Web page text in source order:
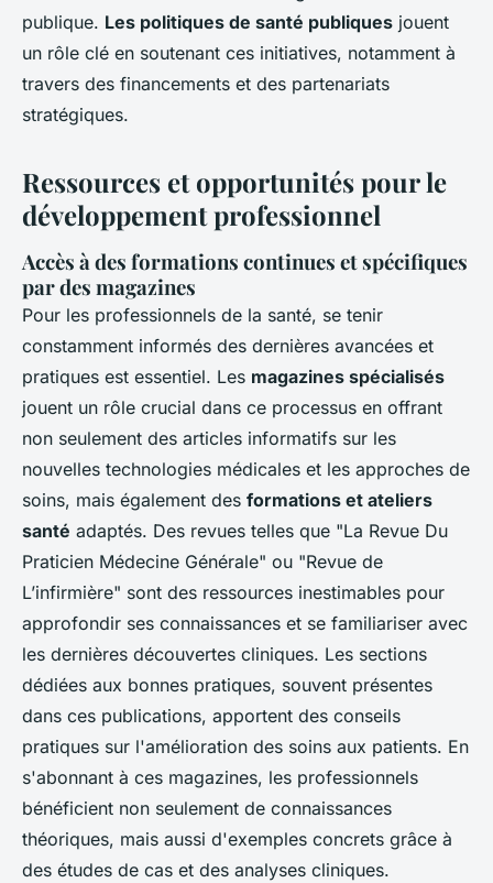
publique. Les politiques de santé publiques jouent
un rôle clé en soutenant ces initiatives, notamment à
travers des financements et des partenariats
stratégiques.
Ressources et opportunités pour le
développement professionnel
Accès à des formations continues et spécifiques
par des magazines
Pour les professionnels de la santé, se tenir
constamment informés des dernières avancées et
pratiques est essentiel. Les magazines spécialisés
jouent un rôle crucial dans ce processus en offrant
non seulement des articles informatifs sur les
nouvelles technologies médicales et les approches de
soins, mais également des formations et ateliers
santé adaptés. Des revues telles que "La Revue Du
Praticien Médecine Générale" ou "Revue de
L’infirmière" sont des ressources inestimables pour
approfondir ses connaissances et se familiariser avec
les dernières découvertes cliniques. Les sections
dédiées aux bonnes pratiques, souvent présentes
dans ces publications, apportent des conseils
pratiques sur l'amélioration des soins aux patients. En
s'abonnant à ces magazines, les professionnels
bénéficient non seulement de connaissances
théoriques, mais aussi d'exemples concrets grâce à
des études de cas et des analyses cliniques.